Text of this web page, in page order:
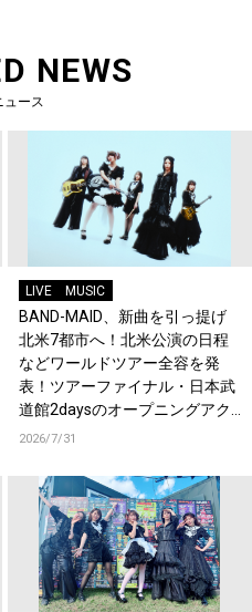
NEWS
ュース
LIVE MUSIC
BAND-MAID、新曲を引っ提げ
北米7都市へ！北米公演の日程
などワールドツアー全容を発
表！ツアーファイナル・日本武
道館2daysのオープニングアク
トにNEK!が決定！
2026/7/31